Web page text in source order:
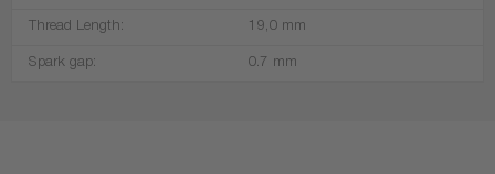
Thread Length: 19,0 mm
Spark gap: 0.7 mm